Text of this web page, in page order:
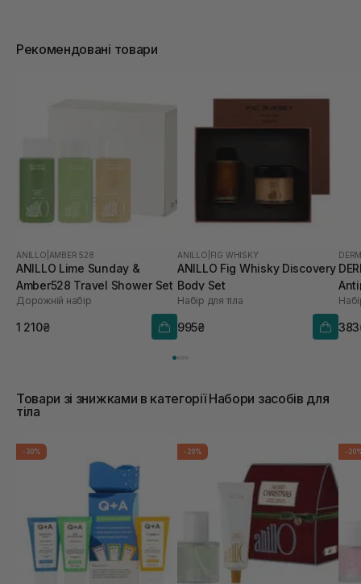
Рекомендовані товари
ANILLO AMBER 528
ANILLO Lime Sunday &
Amber528 Travel Shower Set
Дорожній набір
1 210₴
ANILLO FIG WHISKY
ANILLO Fig Whisky Discovery
Body Set
Набір для тіла
995₴
Товари зі знижками в категорії Набори засобів для
тіла
-30% -20% -